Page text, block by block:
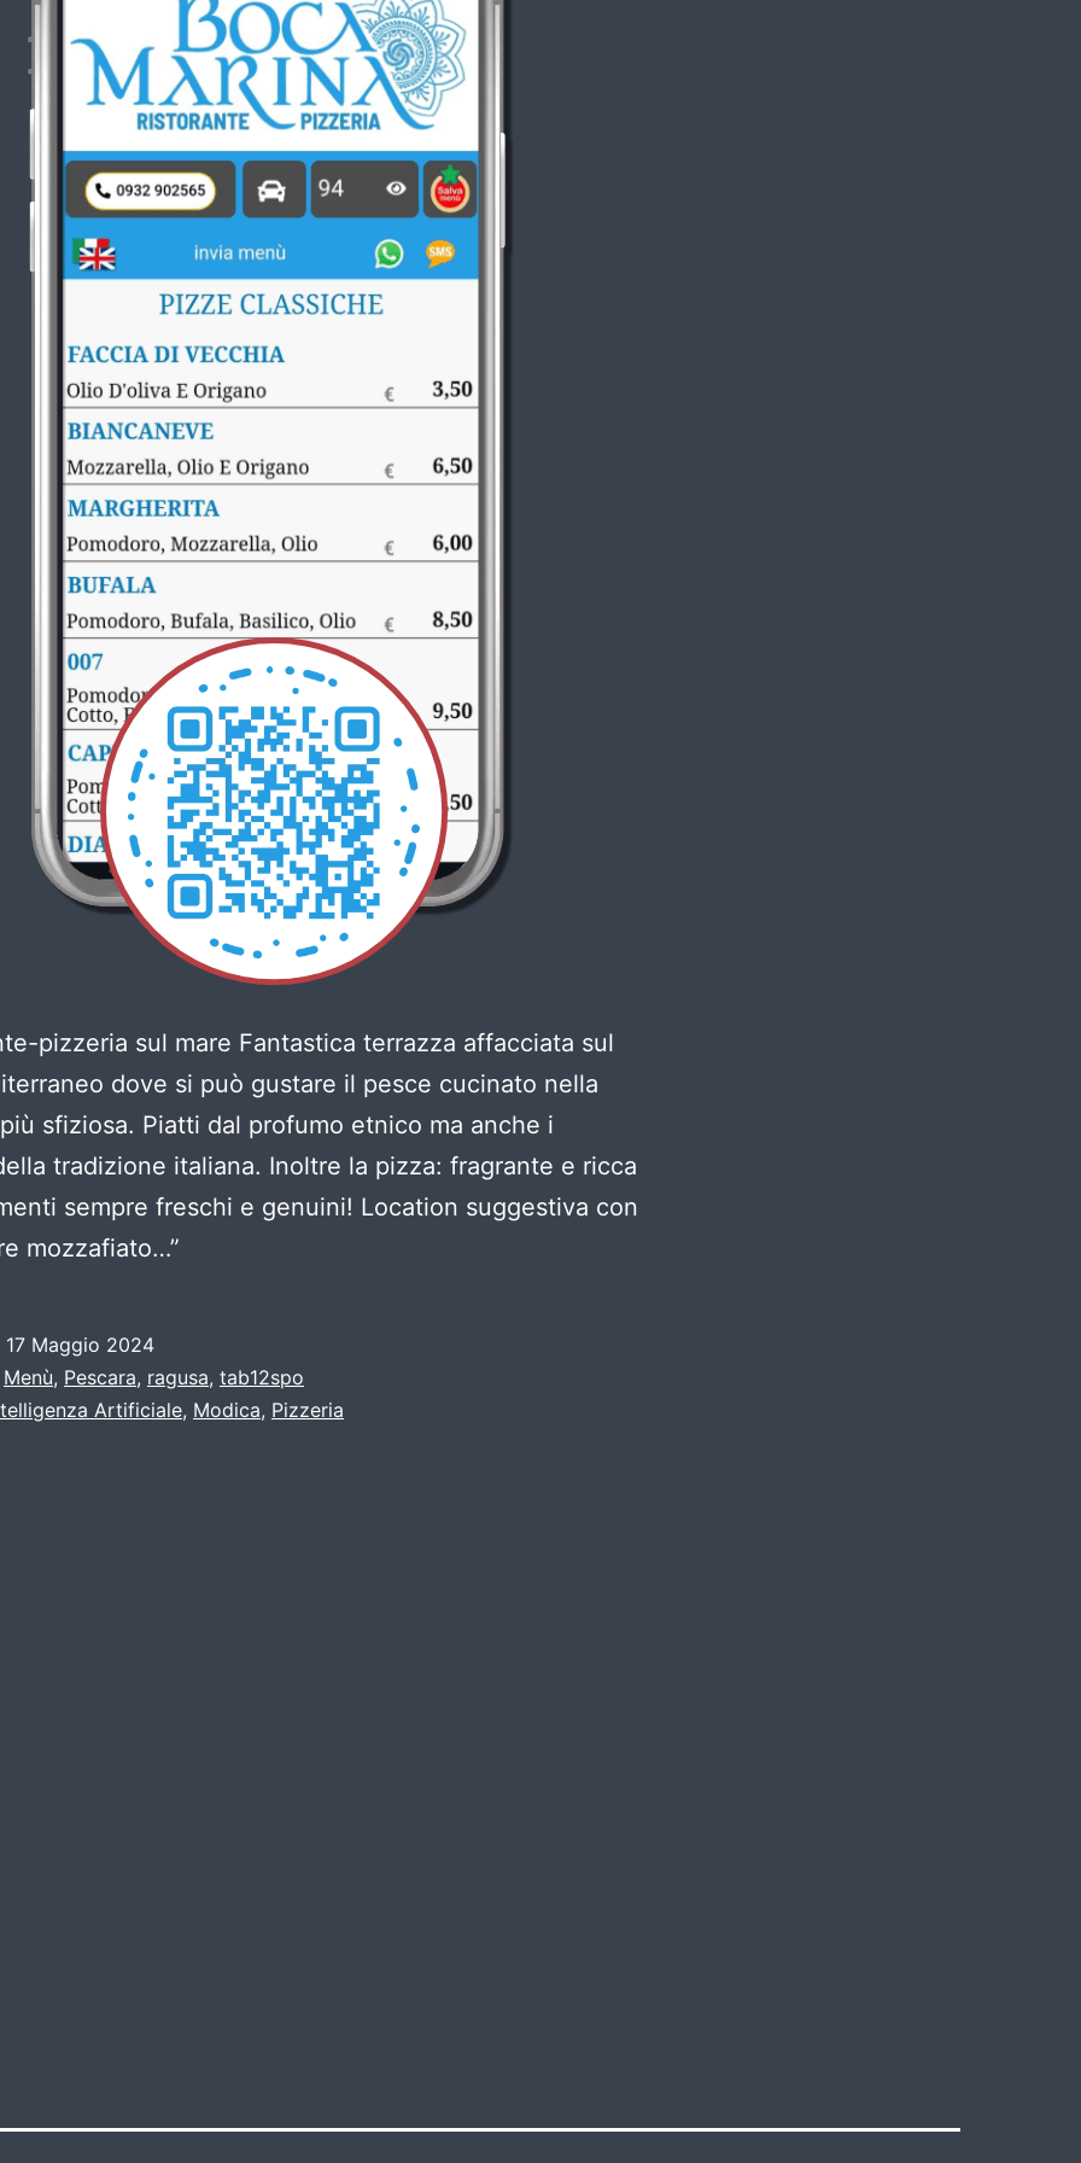
pizzeria sul mare Fantastica terrazza affacciata sul
dove si può gustare il pesce cucinato nella
sfiziosa. Piatti dal profumo etnico ma anche i
tradizione italiana. Inoltre la pizza: fragrante e ricca
sempre freschi e genuini! Location suggestiva con
mozzafiato…”
17 Maggio 2024
Menù, Pescara, ragusa, tab12spo
Artificiale, Modica, Pizzeria